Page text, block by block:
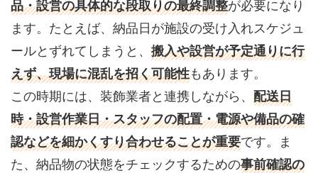
品・設営の具体的な段取りの最終調整が必要になり
ます。たとえば、納品日が施設の受け入れスケジュ
ールとずれてしまうと、 搬入や設営が予定通りに行
えず、現場に混乱を招く可能性もあります。
この時期には、装飾業者と連携しながら、 配送日
時・設営作業日・スタッフの配置・電源や備品の確
認などを細かくすり合わせることが重要です。ま
た、納品物の状態をチェックするための事前確認の